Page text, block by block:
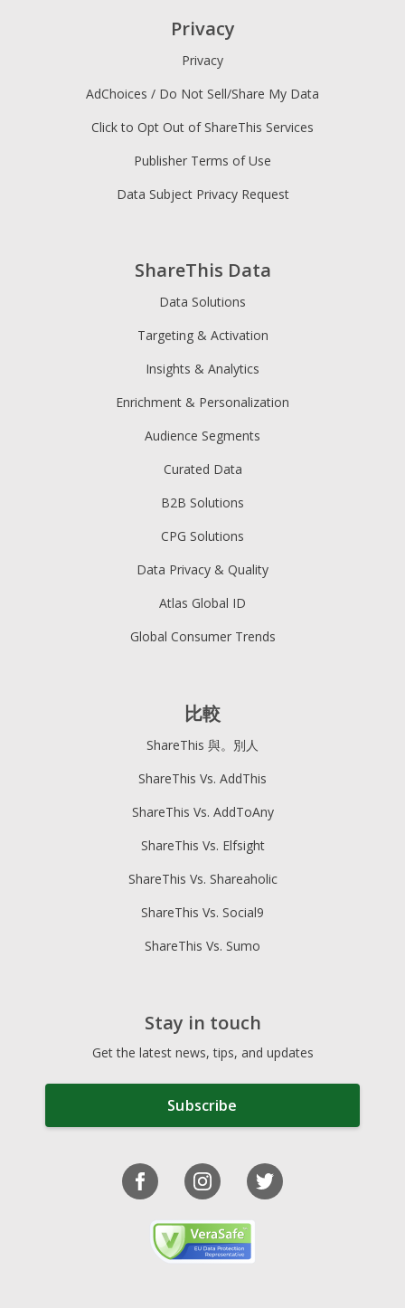
ShareThis Data
Data Solutions
Targeting & Activation
Insights & Analytics
Enrichment & Personalization
Audience Segments
Curated Data
B2B Solutions
CPG Solutions
Data Privacy & Quality
Atlas Global ID
Global Consumer Trends
Privacy
Privacy
AdChoices / Do Not Sell/Share My Data
Click to Opt Out of ShareThis Services
Publisher Terms of Use
Data Subject Privacy Request
比較
ShareThis 與。別人
ShareThis Vs. AddThis
ShareThis Vs. AddToAny
ShareThis Vs. Elfsight
ShareThis Vs. Shareaholic
ShareThis Vs. Social9
ShareThis Vs. Sumo
Stay in touch
Get the latest news, tips, and updates
Subscribe